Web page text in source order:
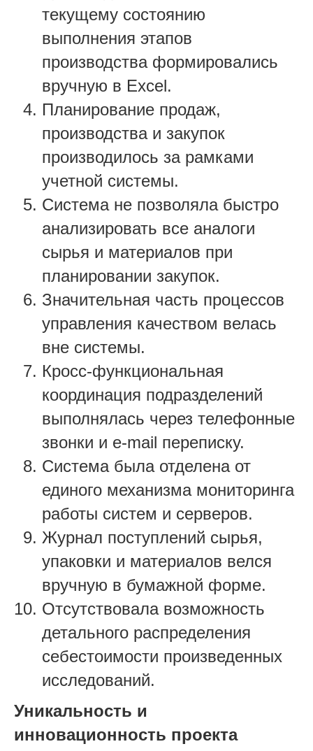
текущему состоянию
выполнения этапов
производства формировались
вручную в Excel.
Планирование продаж,
производства и закупок
производилось за рамками
учетной системы.
Система не позволяла быстро
анализировать все аналоги
сырья и материалов при
планировании закупок.
Значительная часть процессов
управления качеством велась
вне системы.
Кросс-функциональная
координация подразделений
выполнялась через телефонные
звонки и e-mail переписку.
Система была отделена от
единого механизма мониторинга
работы систем и серверов.
Журнал поступлений сырья,
упаковки и материалов велся
вручную в бумажной форме.
Отсутствовала возможность
детального распределения
себестоимости произведенных
исследований.
Уникальность и
инновационность проекта